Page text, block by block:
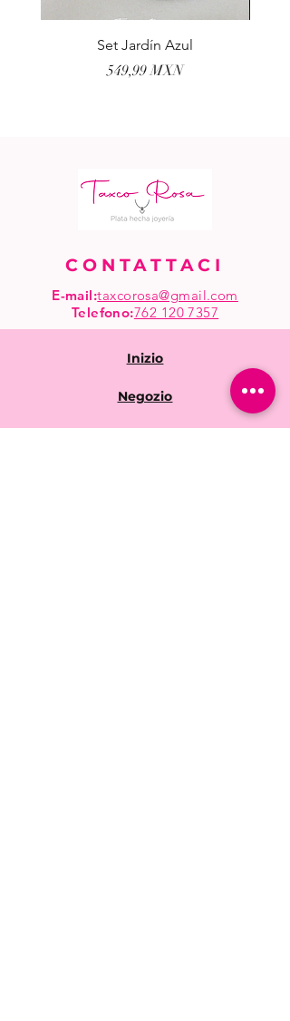
Set Jardín Azul
Prezzo
549,99 MXN
CONTATTACI
E-mail:taxcorosa@gmail.com
Telefono:762 120 7357
Inizio
Negozio